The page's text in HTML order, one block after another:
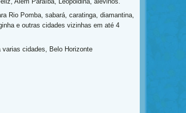
Rio Pomba, sabará, caratinga, diamantina,
e outras cidades vizinhas em até 4
cidades, Belo Horizonte